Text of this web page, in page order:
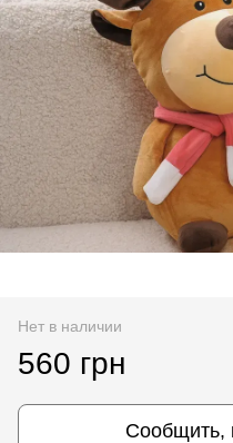
Нет в наличии
560 грн
Сообщить,